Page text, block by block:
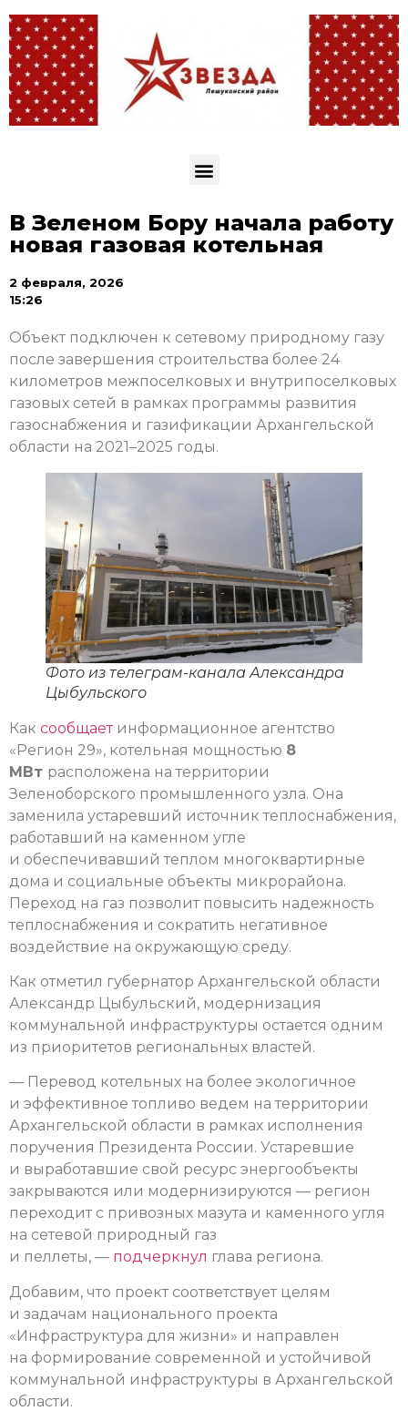
В Зеленом Бору начала работу
новая газовая котельная
2 февраля, 2026
15:26
Объект подключен к сетевому природному газу
после завершения строительства более 24
километров межпоселковых и внутрипоселковых
газовых сетей в рамках программы развития
газоснабжения и газификации Архангельской
области на 2021–2025 годы.
Фото из телеграм-канала Александра
Цыбульского
Как сообщаетинформационное агентство
«Регион 29», котельная мощностью 8
МВт расположена на территории
Зеленоборского промышленного узла. Она
заменила устаревший источник теплоснабжения,
работавший на каменном угле
и обеспечивавший теплом многоквартирные
дома и социальные объекты микрорайона.
Переход на газ позволит повысить надежность
теплоснабжения и сократить негативное
воздействие на окружающую среду.
Как отметил губернатор Архангельской области
Александр Цыбульский, модернизация
коммунальной инфраструктуры остается одним
из приоритетов региональных властей.
— Перевод котельных на более экологичное
и эффективное топливо ведем на территории
Архангельской области в рамках исполнения
поручения Президента России. Устаревшие
и выработавшие свой ресурс энергообъекты
закрываются или модернизируются — регион
переходит с привозных мазута и каменного угля
на сетевой природный газ
и пеллеты, — подчеркнул глава региона.
Добавим, что проект соответствует целям
и задачам национального проекта
«Инфраструктура для жизни» и направлен
на формирование современной и устойчивой
коммунальной инфраструктуры в Архангельской
области.